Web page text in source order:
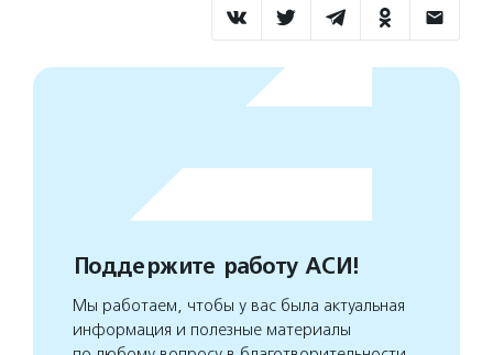
Поддержите работу АСИ!
Мы работаем, чтобы у вас была актуальная
информация и полезные материалы